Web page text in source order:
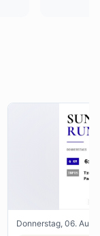
Donnerstag, 06. Aug.